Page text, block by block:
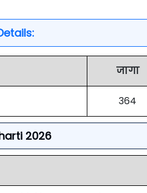
जागा
364
2026